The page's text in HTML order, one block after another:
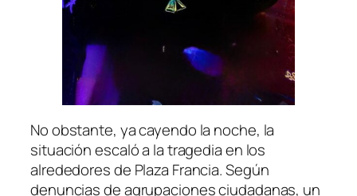
No obstante, ya cayendo la noche, la
situación escaló a la tragedia en los
alrededores de Plaza Francia. Según
denuncias de agrupaciones ciudadanas, un